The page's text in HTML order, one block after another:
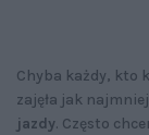
Chyba każdy, kto
zajęła jak
jazdy. Często